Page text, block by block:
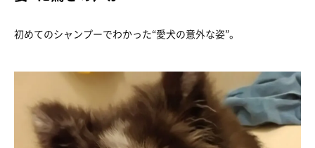
初めてのシャンプーでわかった“愛犬の意外な姿”。